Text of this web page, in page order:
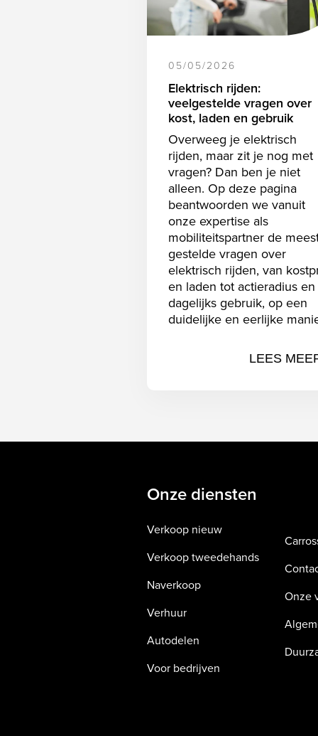
05/05/2026
Elektrisch rijden:
veelgestelde vragen over
kost, laden en gebruik
Overweeg je elektrisch
rijden, maar zit je nog met
vragen? Dan ben je niet
alleen. Op deze pagina
beantwoorden we vanuit
onze expertise als
mobiliteitspartner de
gestelde vragen over
elektrisch rijden, van
en laden tot actieradius en
dagelijks gebruik, op een
duidelijke en eerlijke
LEES
Onze diensten
Verkoop nieuw
Verkoop tweedehands
Naverkoop
Verhuur
Autodelen
Voor bedrijven
Onze